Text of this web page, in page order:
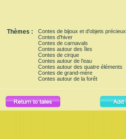
Thèmes :
Contes de bijoux et d'objets précieux
Contes d'hiver
Contes de carnavals
Contes autour des îles
Contes de cirque
Contes autour de l'eau
Contes autour des quatre éléments
Contes de grand-mère
Contes autour de la forêt